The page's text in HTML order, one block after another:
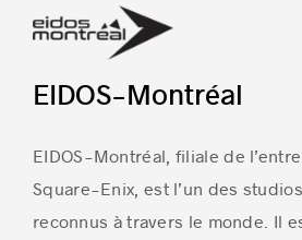
EIDOS-Montréal
EIDOS-Montréal, filiale de
Square-Enix, est l’un des
reconnus à travers le monde. Il